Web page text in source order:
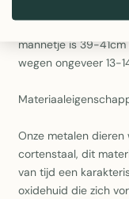
rood met wit,
mannetje is 39-
wegen ongeveer 13-
Onze metalen
cortenstaal, dit
van tijd een
oxidehuid die zich